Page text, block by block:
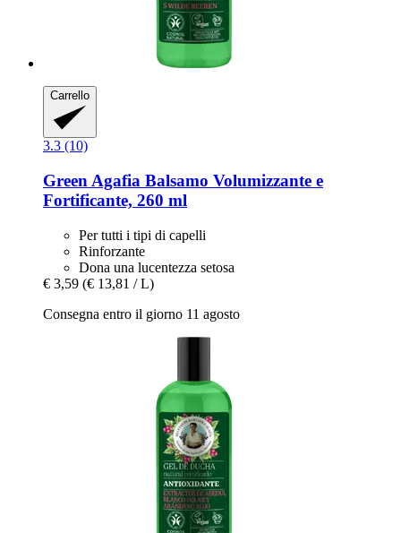
Carrello
3.3 (10)
Green Agafia Balsamo Volumizzante e
Fortificante, 260 ml
Per tutti i tipi di capelli
Rinforzante
Dona una lucentezza setosa
€ 3,59 (€ 13,81 / L)
Consegna entro il giorno 11 agosto